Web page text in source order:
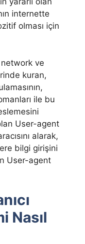
internette
olması için
network ve
kuran,
ile bu
User-agent
alarak,
bilgi girişini
User-agent
Nasıl